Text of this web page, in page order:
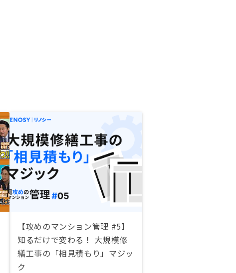
【攻めのマンション管理 #5】
知るだけで変わる！ 大規模修
繕工事の「相見積もり」マジッ
ク